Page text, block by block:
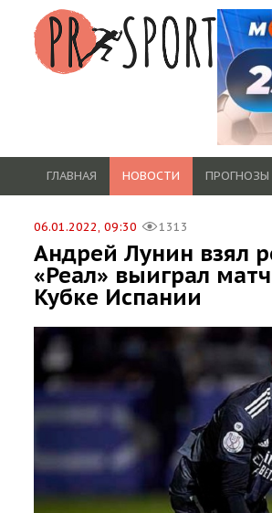
ГЛАВНАЯ НОВОСТИ ПРОГНОЗЫ
06.01.2022, 09:30 1313
Андрей Лунин взял
«Реал» выиграл
Кубке Испании